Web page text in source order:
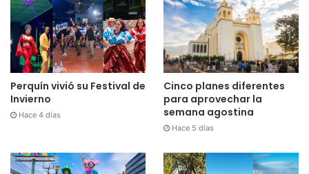
Perquín vivió su Festival de
Invierno
Hace 4 días
Cinco planes diferentes
para aprovechar la
semana agostina
Hace 5 días